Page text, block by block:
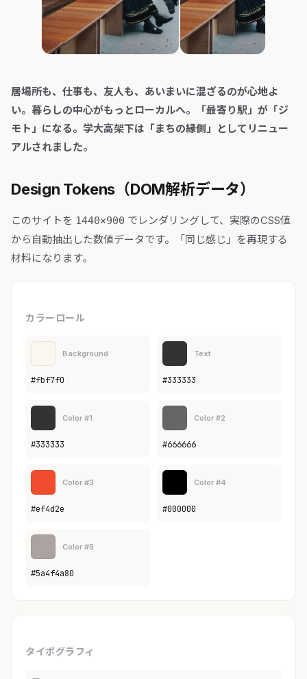
居場所も、仕事も、友人も、あいまいに混ざるのが心地よ
い。暮らしの中心がもっとローカルへ。「最寄り駅」が「ジ
モト」になる。学大高架下は「まちの縁側」としてリニュー
アルされました。
Design Tokens（DOM解析データ）
このサイトを 1440×900 でレンダリングして、実際のCSS値
から自動抽出した数値データです。「同じ感じ」を再現する
材料になります。
カラーロール
Background
#fbf7f0
Text
#333333
Color #1
#333333
Color #2
#666666
Color #3
#ef4d2e
Color #4
#000000
Color #5
#5a4f4a80
タイポグラフィ